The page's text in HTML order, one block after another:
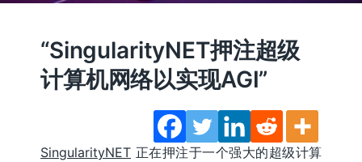
“SingularityNET押注超级
计算机网络以实现AGI”
SingularityNET 正在押注于一个强大的超级计算